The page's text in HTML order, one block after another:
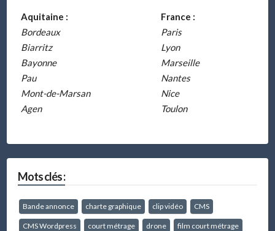
Aquitaine :
Bordeaux
Biarritz
Bayonne
Pau
Mont-de-Marsan
Agen
France :
Paris
Lyon
Marseille
Nantes
Nice
Toulon
Mots clés :
Bande annonce charte graphique clip vidéo CMS
CMS Wordpress court métrage drone film court métrage